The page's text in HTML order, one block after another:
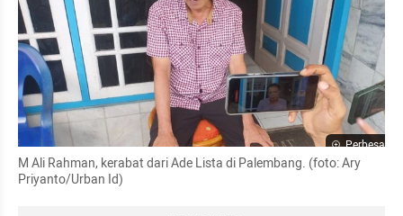
Perbesar
M Ali Rahman, kerabat dari Ade Lista di Palembang. (foto: Ary
Priyanto/Urban Id)